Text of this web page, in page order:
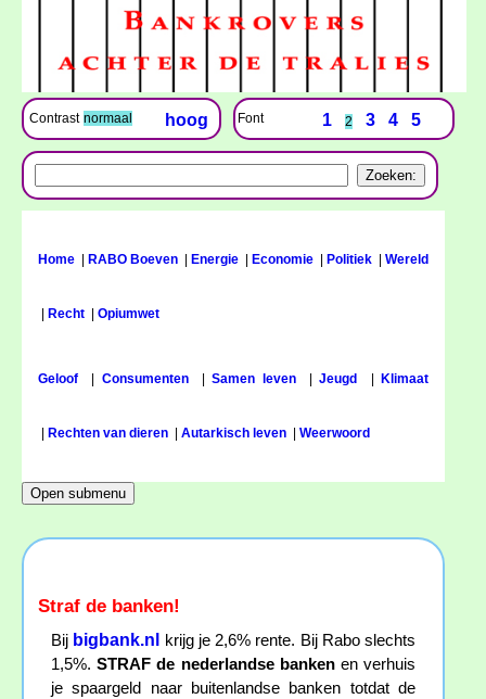
Contrast normaal hoog Font 1 2 3 4 5
Home RABO Boeven Energie Economie Politiek Wereld
Recht Opiumwet
Geloof Consumenten|Samen leven|Jeugd Klimaat
Rechten van dieren Autarkisch leven Weerwoord
Straf de banken!
Bij bigbank.nl
krijg je 2,6% rente. Bij Rabo slechts
1,5%.STRAF de nederlandse bankenen verhuis
je spaargeld naar buitenlandse banken totdat de